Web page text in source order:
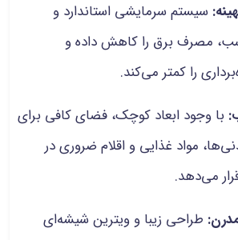
سیستم سرمایشی استاندارد و
مصرف برق را کاهش داده و
را کمتر می‌کند.
با وجود ابعاد کوچک، فضای کافی برای
مواد غذایی و اقلام ضروری در
می‌دهد.
طراحی زیبا و ویترین شیشه‌ای